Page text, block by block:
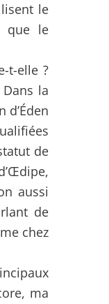
le
que le
t-elle ?
la
de
aussi
de
chez
ma